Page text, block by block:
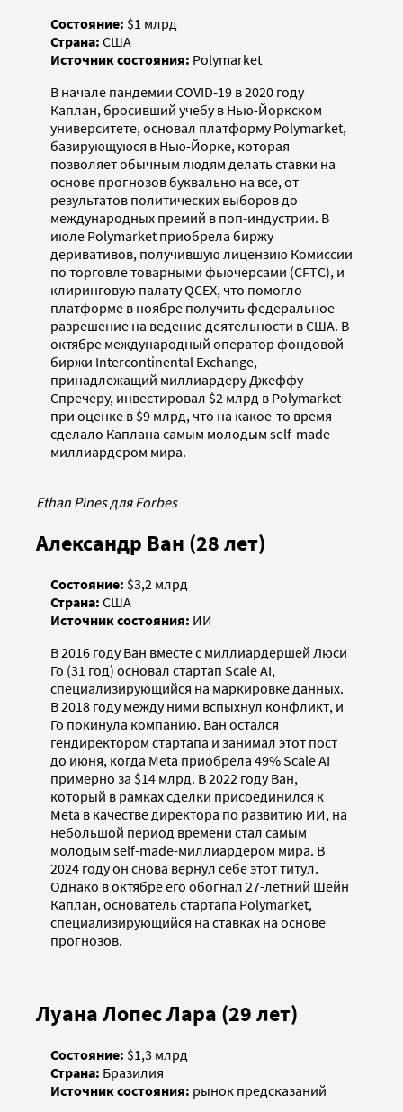
Состояние: $1 млрд
Страна: США
Источник состояния: Polymarket
В начале пандемии COVID-19 в 2020 году
Каплан, бросивший учебу в Нью-Йоркском
университете, основал платформу Polymarket,
базирующуюся в Нью-Йорке, которая
позволяет обычным людям делать ставки на
основе прогнозов буквально на все, от
результатов политических выборов до
международных премий в поп-индустрии. В
июле Polymarket приобрела биржу
деривативов, получившую лицензию Комиссии
по торговле товарными фьючерсами (CFTC), и
клиринговую палату QCEX, что помогло
платформе в ноябре получить федеральное
разрешение на ведение деятельности в США. В
октябре международный оператор фондовой
биржи Intercontinental Exchange,
принадлежащий миллиардеру Джеффу
Спречеру, инвестировал $2 млрд в Polymarket
при оценке в $9 млрд, что на какое-то время
сделало Каплана самым молодым self-made-
миллиардером мира.
Ethan Pines для Forbes
Александр Ван (28 лет)
Состояние: $3,2 млрд
Страна: США
Источник состояния: ИИ
В 2016 году Ван вместе с миллиардершей Люси
Го (31 год) основал стартап Scale AI,
специализирующийся на маркировке данных.
В 2018 году между ними вспыхнул конфликт, и
Го покинула компанию. Ван остался
гендиректором стартапа и занимал этот пост
до июня, когда Meta приобрела 49% Scale AI
примерно за $14 млрд. В 2022 году Ван,
который в рамках сделки присоединился к
Meta в качестве директора по развитию ИИ, на
небольшой период времени стал самым
молодым self-made-миллиардером мира. В
2024 году он снова вернул себе этот титул.
Однако в октябре его обогнал 27-летний Шейн
Каплан, основатель стартапа Polymarket,
специализирующийся на ставках на основе
прогнозов.
Луана Лопес Лара (29 лет)
Состояние: $1,3 млрд
Страна: Бразилия
Источник состояния: рынок предсказаний